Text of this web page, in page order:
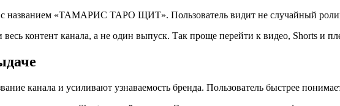
с названием «ТАМАРИС ТАРО ЩИТ». Пользователь видит не случайный
контент канала, а не один выпуск. Так проще перейти к видео, Shorts и
канала и усиливают узнаваемость бренда. Пользователь быстрее